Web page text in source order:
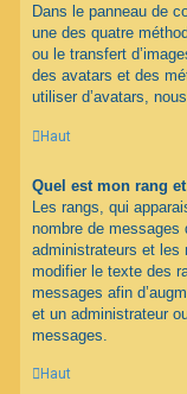
Dans le panneau de
une des quatre
ou le transfert
des avatars et des
utiliser d’avatars,
Haut
Quel est mon rang
Les rangs, qui
nombre de
administrateurs et les
modifier le texte des
messages afin
et un administrateur
messages.
Haut